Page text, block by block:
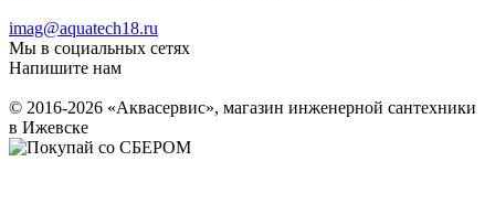
imag@aquatech18.ru
Мы в социальных сетях
Напишите нам
© 2016-2026 «Аквасервис», магазин инженерной сантехники
в Ижевске